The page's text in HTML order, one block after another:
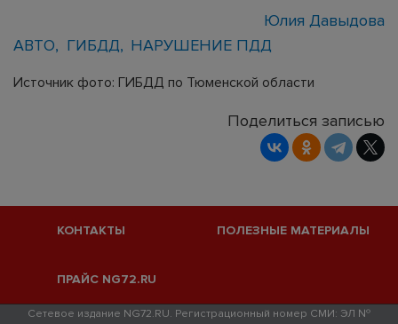
Юлия Давыдова
АВТО
ГИБДД НАРУШЕНИЕ ПДД
Источник фото: ГИБДД по Тюменской области
Поделиться записью
КОНТАКТЫ ПОЛЕЗНЫЕ МАТЕРИАЛЫ
ПРАЙС NG72.RU
Сетевое издание NG72.RU. Регистрационный номер СМИ: ЭЛ №